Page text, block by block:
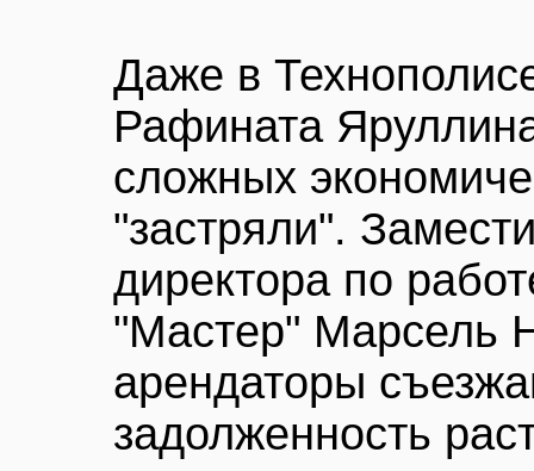
Даже в
Рафината
сложных
"застряли".
директора по
"Мастер" Марсель
арендаторы
задолженность